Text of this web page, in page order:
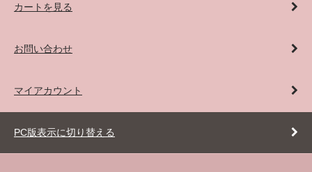
カートを見る
お問い合わせ
マイアカウント
PC版表示に切り替える